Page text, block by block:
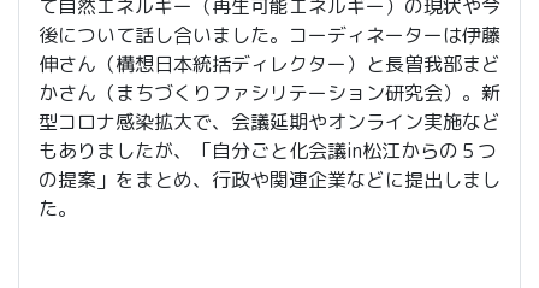
て自然エネルギー（再生可能エネルギー）の現状や今
後について話し合いました。コーディネーターは伊藤
伸さん（構想日本統括ディレクター）と長曽我部まど
かさん（まちづくりファシリテーション研究会）。新
型コロナ感染拡大で、会議延期やオンライン実施など
もありましたが、「自分ごと化会議in松江からの５つ
の提案」をまとめ、行政や関連企業などに提出しまし
た。